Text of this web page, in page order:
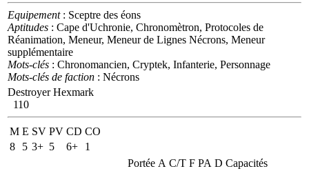
Equipement: Sceptre des éons
Aptitudes : Cape d'Uchronie, Chronomètron, Protocoles de
Réanimation, Meneur, Meneur de Lignes Nécrons, Meneur
supplémentaire
Mots-clés : Chronomancien, Cryptek, Infanterie, Personnage
Mots-clés de faction : Nécrons
Destroyer Hexmark
110
M E SV PV CD CO
8
5 3+ 5 6+
1
Portée A C/T F PA D Capacités